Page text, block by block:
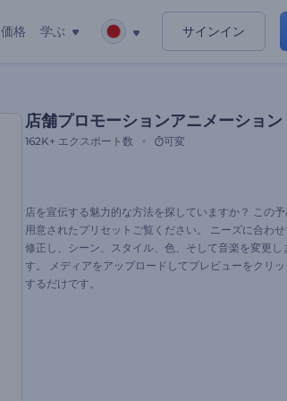
価格 学ぶ サインイン
店舗プロモーションアニメーション
162K+ エクスポート数 可変
店を宣伝する魅力的な方法を探していますか？ この予
用意されたプリセットご覧ください。 ニーズに合わせ
修正し、シーン、スタイル、色、そして音楽を変更し
す。 メディアをアップロードしてプレビューをクリッ
するだけです。